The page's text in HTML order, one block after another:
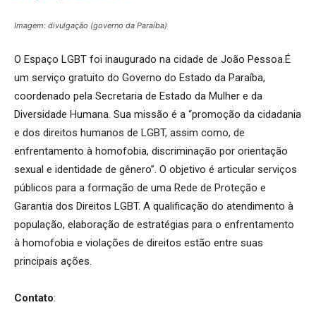
Imagem: divulgação (governo da Paraíba)
O Espaço LGBT foi inaugurado na cidade de João Pessoa.É
um serviço gratuito do Governo do Estado da Paraíba,
coordenado pela Secretaria de Estado da Mulher e da
Diversidade Humana. Sua missão é a “promoção da cidadania
e dos direitos humanos de LGBT, assim como, de
enfrentamento à homofobia, discriminação por orientação
sexual e identidade de gênero”. O objetivo é articular serviços
públicos para a formação de uma Rede de Proteção e
Garantia dos Direitos LGBT. A qualificação do atendimento à
população, elaboração de estratégias para o enfrentamento
à homofobia e violações de direitos estão entre suas
principais ações.
Contato: